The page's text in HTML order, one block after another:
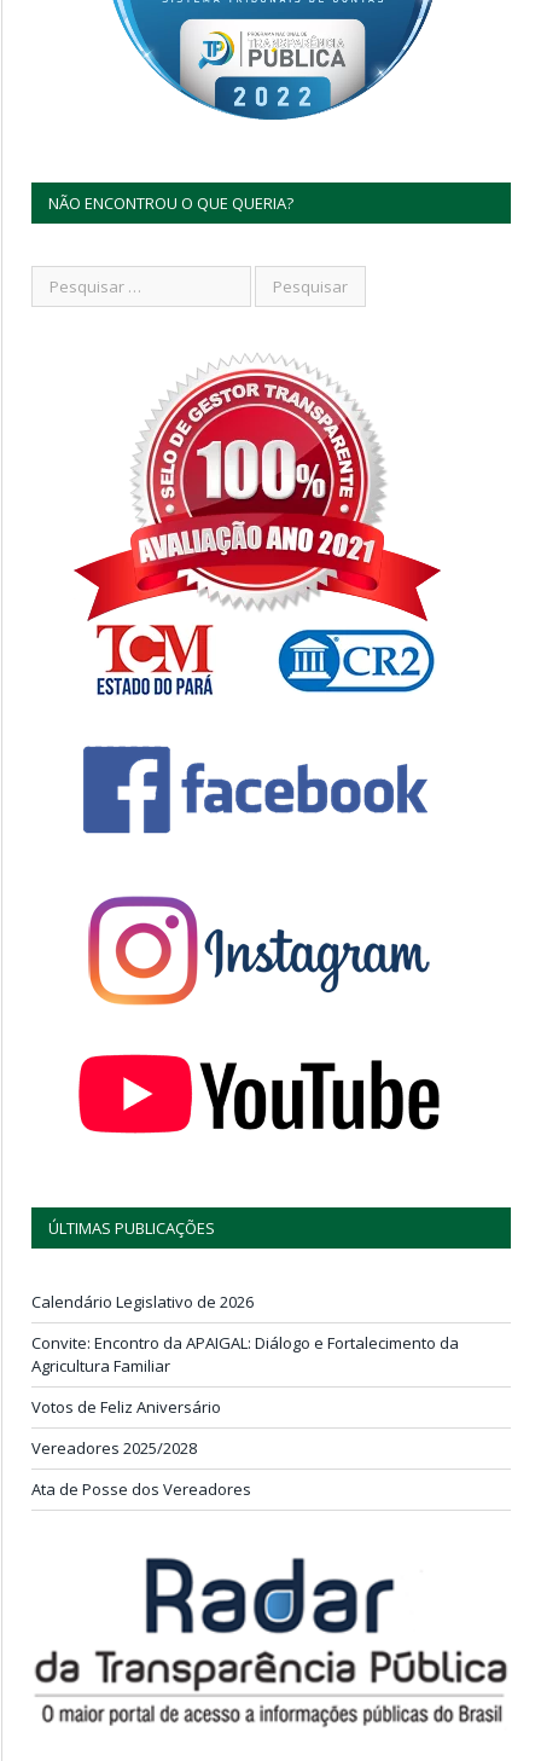
NÃO ENCONTROU O QUE QUERIA?
ÚLTIMAS PUBLICAÇÕES
Calendário Legislativo de 2026
Convite: Encontro da APAIGAL: Diálogo e Fortalecimento da
Agricultura Familiar
Votos de Feliz Aniversário
Vereadores 2025/2028
Ata de Posse dos Vereadores